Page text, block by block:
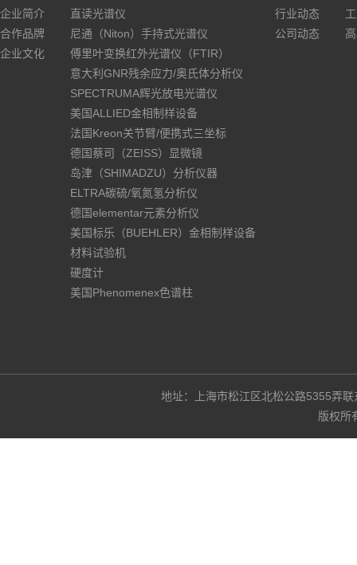
企业简介
合作品牌
企业文化
直读光谱仪
尼通（Niton）手持式光谱仪
傅里叶变换红外光谱仪（FTIR）
意大利GNR残余应力/奥氏体分析仪
SPECTRUMA辉光放电光谱仪
美国ALLIED金相制样设备
法国Kreon关节臂/便携式三坐标
德国蔡司（ZEISS）显微镜
岛津（SHIMADZU）分析仪器
ELTRA碳硫/氧氮氢分析仪
德国elementar元素分析仪
美国标乐（BUEHLER）金相制样设备
材料试验机
硬度计
美国Phenomenex色谱柱
行业动态
公司动态
地址：上海市松江区北松公路5355
版权所